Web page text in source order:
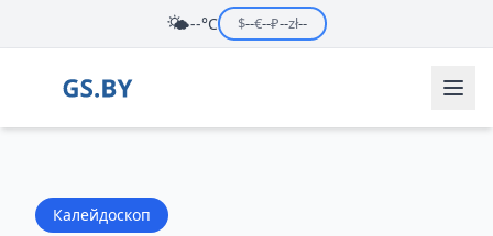
🌤️--°C $--€--₽--zł--
Калейдоскоп